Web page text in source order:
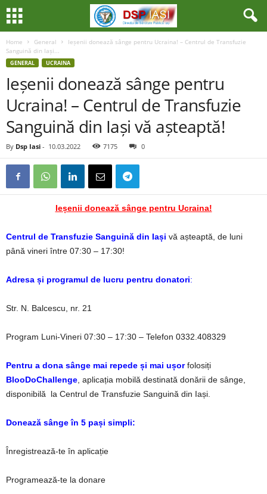
Home General
Ieșenii donează sânge pentru Ucraina! – Centrul de Transfuzie
Sanguină din Iași...
GENERAL UCRAINA
Ieșenii donează sânge pentru
Ucraina! – Centrul de Transfuzie
Sanguină din Iași vă așteaptă!
By Dsp Iasi - 10.03.2022 7175 0
Ieșenii donează sânge pentru Ucraina!
Centrul de Transfuzie Sanguină din Iași vă așteaptă, de luni
până vineri între 07:30 – 17:30!
Adresa și programul de lucru pentru donatori:
Str. N. Balcescu, nr. 21
Program Luni-Vineri 07:30 – 17:30 – Telefon 0332.408329
Pentru a dona sânge mai repede și mai ușorfolosiți
BlooDoChallenge , aplicația mobilă destinată donării de sânge,
disponibilă la Centrul de Transfuzie Sanguină din Iași.
Donează sânge în 5 pași simpli:
Înregistrează-te în aplicație
Programează-te la donare